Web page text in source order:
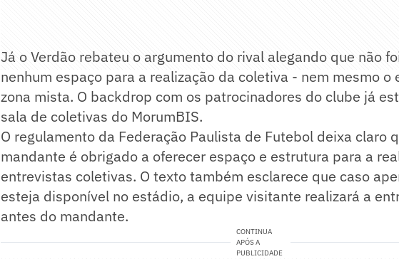
Já o Verdão rebateu o argumento do rival alegando que não
nenhum espaço para a realização da coletiva - nem mesmo o
zona mista. O backdrop com os patrocinadores do clube já
sala de coletivas do MorumBIS.
O regulamento da Federação Paulista de Futebol deixa claro
mandante é obrigado a oferecer espaço e estrutura para a
entrevistas coletivas. O texto também esclarece que caso
esteja disponível no estádio, a equipe visitante realizará a
antes do mandante.
CONTINUA
APÓS A
PUBLICIDADE